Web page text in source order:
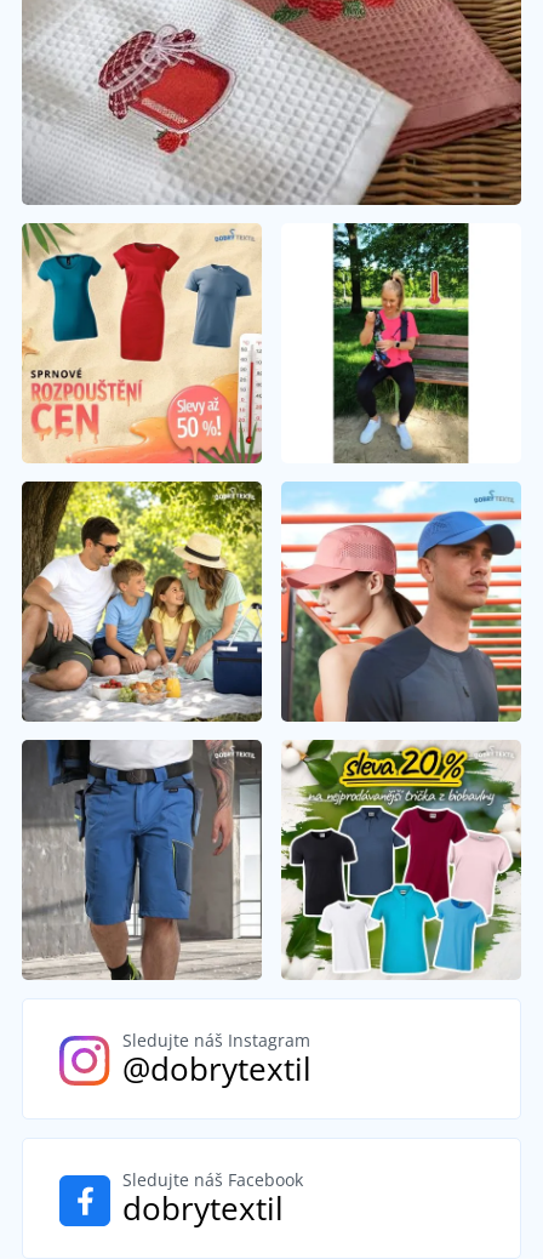
Sledujte náš Instagram
@dobrytextil
Sledujte náš Facebook
dobrytextil